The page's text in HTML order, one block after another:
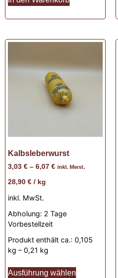
Kalbsleberwurst
3,03 € – 6,07 € inkl. Mwst.
28,90 € / kg
inkl. MwSt.
Abholung: 2 Tage
Vorbestellzeit
Produkt enthält ca.: 0,105
kg – 0,21 kg
Ausführung wählen